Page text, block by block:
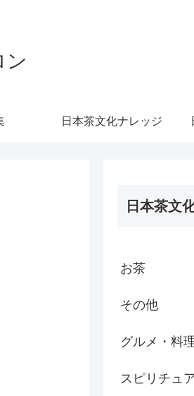
ン
日本茶文化ナレッジ
日本茶文
お茶
その他
グルメ・料
スピリチュ